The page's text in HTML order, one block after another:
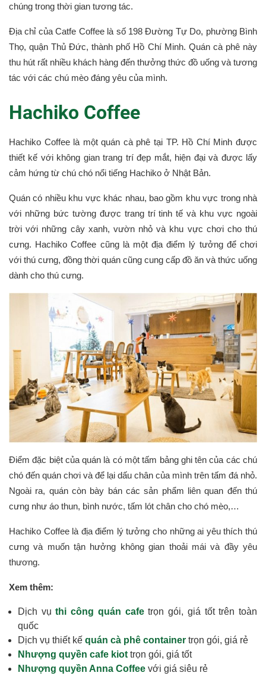
chúng trong thời gian tương tác.
Địa chỉ của Catfe Coffee là số 198 Đường Tự Do, phường Bình
Thọ, quận Thủ Đức, thành phố Hồ Chí Minh. Quán cà phê này
thu hút rất nhiều khách hàng đến thưởng thức đồ uống và tương
tác với các chú mèo đáng yêu của mình.
Hachiko Coffee
Hachiko Coffee là một quán cà phê tại TP. Hồ Chí Minh được
thiết kế với không gian trang trí đẹp mắt, hiện đại và được lấy
cảm hứng từ chú chó nổi tiếng Hachiko ở Nhật Bản.
Quán có nhiều khu vực khác nhau, bao gồm khu vực trong nhà
với những bức tường được trang trí tinh tế và khu vực ngoài
trời với những cây xanh, vườn nhỏ và khu vực chơi cho thú
cưng. Hachiko Coffee cũng là một địa điểm lý tưởng để chơi
với thú cưng, đồng thời quán cũng cung cấp đồ ăn và thức uống
dành cho thú cưng.
Điểm đặc biệt của quán là có một tấm bảng ghi tên của các chú
chó đến quán chơi và để lại dấu chân của mình trên tấm đá nhỏ.
Ngoài ra, quán còn bày bán các sản phẩm liên quan đến thú
cưng như áo thun, bình nước, tấm lót chân cho chó mèo,…
Hachiko Coffee là địa điểm lý tưởng cho những ai yêu thích thú
cưng và muốn tận hưởng không gian thoải mái và đầy yêu
thương.
Xem thêm:
Dịch vụthi công quán cafetrọn gói, giá tốt trên toàn
quốc
Dịch vụ thiết kế quán cà phê container trọn gói, giá rẻ
Nhượng quyền cafe kiot trọn gói, giá tốt
Nhượng quyền Anna Coffee với giá siêu rẻ